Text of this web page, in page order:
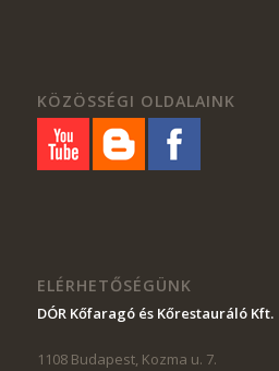
KÖZÖSSÉGI OLDALAINK
ELÉRHETŐSÉGÜNK
DÓR Kőfaragó és Kőrestauráló Kft.
1108 Budapest, Kozma u. 7.